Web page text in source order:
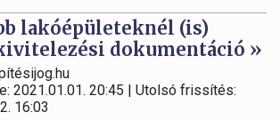
lakóépületeknél (is)
dokumentáció »
2021.01.01. 20:45 | Utolsó frissítés:
16:03